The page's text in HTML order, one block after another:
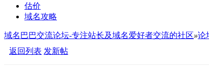
估价
域名攻略
域名巴巴交流论坛-专注站长及域名爱好者交流的社区»论
返回列表 发新帖